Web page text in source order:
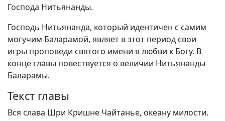
Господа Нитьянанды.
Господь Нитьянанда, который идентичен с самим
могучим Баларамой, являет в этот период свои
игры проповеди святого имени в любви к Богу. В
конце главы повествуется о величии Нитьянанды
Баларамы.
Текст главы
Вся слава Шри Кришне Чайтанье, океану милости.